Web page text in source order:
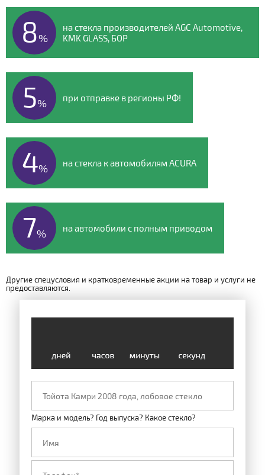
Видео о компании
8%
на стекла производителей AGC Automotive,
KMK GLASS, БОР
5% при отправке в регионы РФ!
4% на стекла к автомобилям ACURA
7% на автомобили с полным приводом
Другие спецусловия и кратковременные акции на товар и услуги не
предоставляются.
Марка и модель? Год выпуска? Какое стекло?